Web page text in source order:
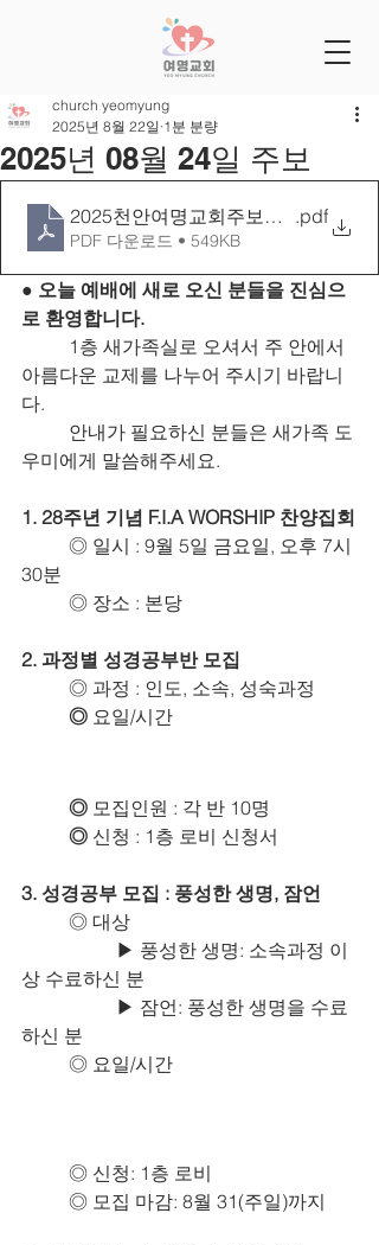
2025년 08월 24일 주보
church yeomyung
2025년 8월 22일 1분 분량
2025천안여명교회주보틀 0824[28-34]
.pdf
PDF 다운로드 • 549KB
● 오늘 예배에 새로 오신 분들을 진심으
로 환영합니다.
아름다운 교제를 나누어 주시기 바랍니
다.
우미에게 말씀해주세요.
1. 28주년 기념 F.I.A WORSHIP 찬양집회
30분
	◎ 장소 : 본당
2. 과정별 성경공부반 모집
	◎ 과정 : 인도, 소속, 성숙과정
◎ 요일/시간
	◎
모집인원 : 각 반 10명
◎ 신청 : 1층 로비 신청서
3. 성경공부 모집 : 풍성한 생명, 잠언
	◎ 대상
상 수료하신 분
하신 분
	◎ 요일/시간
	◎ 신청: 1층 로비
	◎ 모집 마감: 8월 31(주일)까지